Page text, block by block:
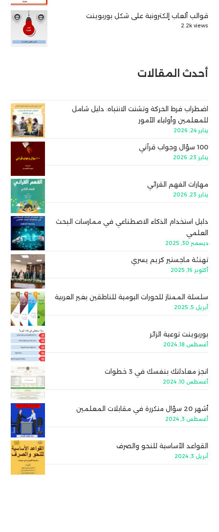
قوالب ألعاب إلكترونية على شكل بوربوينت
2.2k views
أحدث المقالات
اضطراب فرط الحركة وتشتت الانتباه: دليل شامل
للمعلمين وأولياء الأمور
يناير 24, 2026
100 سؤال وجواب قرآني
يناير 23, 2026
مهارات الفهم القرائي
يناير 23, 2026
دليل استخدام الذكاء الاصطناعي في ممارسات البحث
العلمي
ديسمبر 30, 2025
تهنئة ماجستير كريم يسري
أكتوبر 16, 2025
سلسلة الممتاز للحورات اليومية للناطقين بغير العربية
أبريل 5, 2025
بوربوينت توعية الزائر
أغسطس 18, 2024
انجز معادلتك بنفسك في 3 خطوات
أغسطس 10, 2024
أشهر 20 سؤال متكررة في مقابلات المعلمين
أغسطس 3, 2024
القواعد الأساسية للنحو والصرف
أبريل 3, 2024